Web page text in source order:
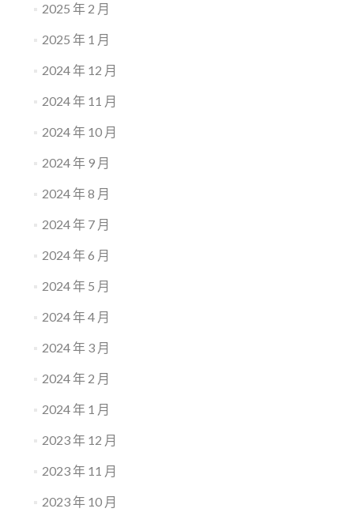
2025 年 2 月
2025 年 1 月
2024 年 12 月
2024 年 11 月
2024 年 10 月
2024 年 9 月
2024 年 8 月
2024 年 7 月
2024 年 6 月
2024 年 5 月
2024 年 4 月
2024 年 3 月
2024 年 2 月
2024 年 1 月
2023 年 12 月
2023 年 11 月
2023 年 10 月